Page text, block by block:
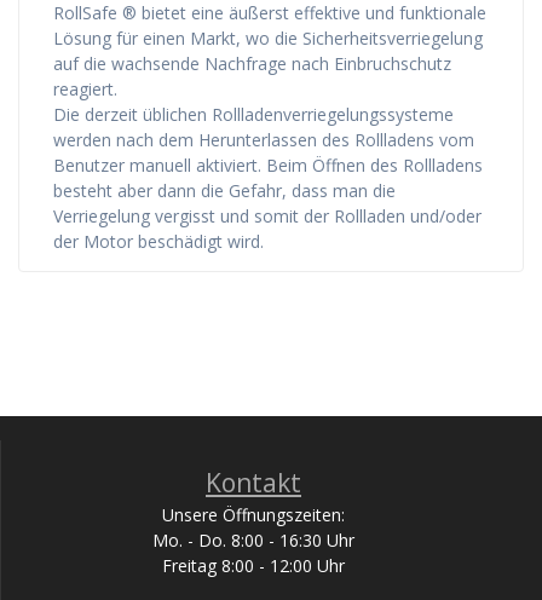
RollSafe ® bietet eine äußerst effektive und funktionale
Lösung für einen Markt, wo die Sicherheitsverriegelung
auf die wachsende Nachfrage nach Einbruchschutz
reagiert.
Die derzeit üblichen Rollladenverriegelungssysteme
werden nach dem Herunterlassen des Rollladens vom
Benutzer manuell aktiviert. Beim Öffnen des Rollladens
besteht aber dann die Gefahr, dass man die
Verriegelung vergisst und somit der Rollladen und/oder
der Motor beschädigt wird.
Kontakt
Unsere Öffnungszeiten:
Mo. - Do. 8:00 - 16:30 Uhr
Freitag 8:00 - 12:00 Uhr